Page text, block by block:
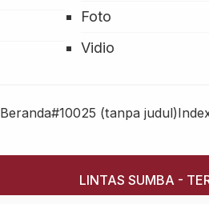
Foto
Vidio
Beranda#10025 (tanpa judul)
LINTAS SUMBA -